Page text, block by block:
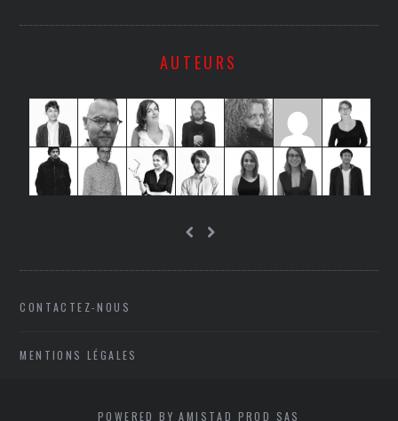
AUTEURS
CONTACTEZ-NOUS
MENTIONS LÉGALES
POWERED BY AMISTAD PROD SAS